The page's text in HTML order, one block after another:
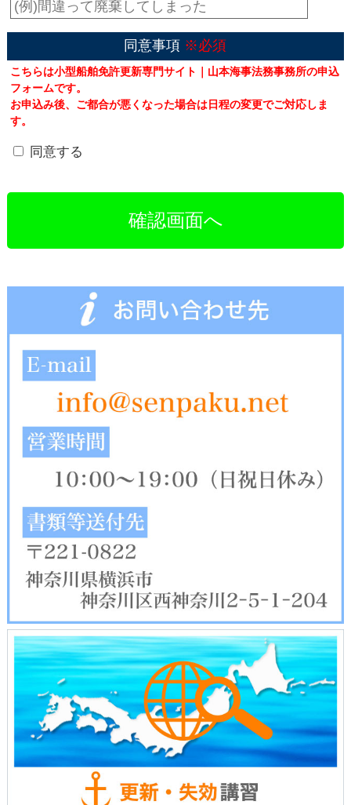
同意事項 ※必須
こちらは小型船舶免許更新専門サイト｜山本海事法務事務所の申込
フォームです。
お申込み後、ご都合が悪くなった場合は日程の変更でご対応しま
す。
同意する